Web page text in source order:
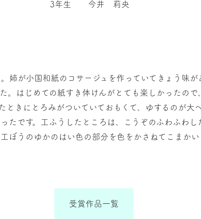
3年生 今井 莉央
姉が小国和紙のコサージュを作っていてきょう味
。はじめての紙すき体けんがとても楽しかったの
ときにとろみがついていておもくて、ゆするのが大
たです。工ふうしたところは、こうぞのふわふわ
ぼうのゆかのはい色の部分を色をかさねてこまか
受賞作品一覧